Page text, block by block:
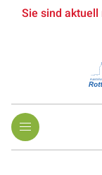
Sie sind